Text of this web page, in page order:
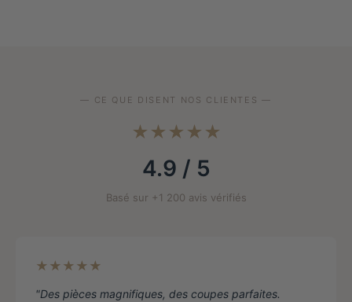
être
— CE QUE DISENT NOS CLIENTES —
★★★★★
4.9 / 5
Basé sur +1 200 avis vérifiés
★★★★★
"Des pièces magnifiques, des coupes parfaites.